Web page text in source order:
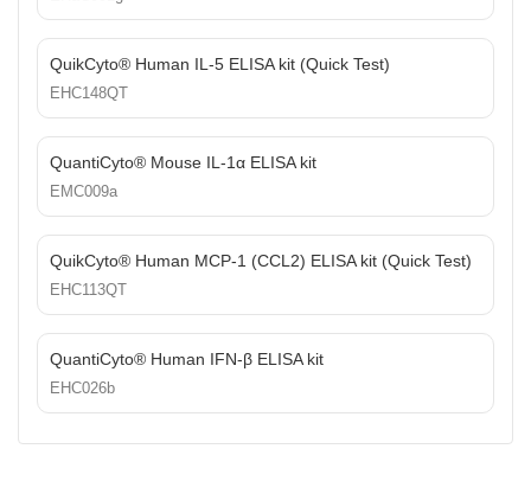
QuikCyto® Human IL-5 ELISA kit (Quick Test)
EHC148QT
QuantiCyto® Mouse IL-1α ELISA kit
EMC009a
QuikCyto® Human MCP-1 (CCL2) ELISA kit (Quick Test)
EHC113QT
QuantiCyto® Human IFN-β ELISA kit
EHC026b